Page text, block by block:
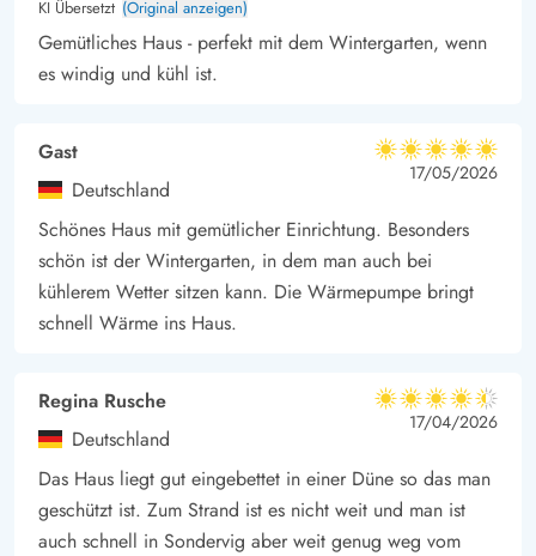
Besonders schön ist es an regnerischen Tagen, wenn man das
leise Plätschern des Regens auf dem Dach und die Aussicht
Ferienhaus nur wenige Gehminuten von der Nordsee entfernt
Eines der besten Dinge an dem Ferienhaus in Houvig ist die
kurze Entfernung zur Nordsee. In nur wenigen Minuten könnt
ihr die kurze Strecke von 400 Metern bis zum Wasser
zurücklegen. Hier kann man schwimmen, mit Steinen spielen,
ein Picknick machen oder Sandburgen bauen. Auch wenn ihr
wert. Die tosenden Wellen sind auch an einem frostigen Tag
atemberaubend.
KI Übersetzt (Original anzeigen)
Gemütliches Haus - perfekt mit dem Wintergarten, wenn
es windig und kühl ist.
Gast
Deutschland
5 von 5
5 von 5
5 out of 5
17/05/2026
Schönes Haus mit gemütlicher Einrichtung. Besonders
schön ist der Wintergarten, in dem man auch bei
kühlerem Wetter sitzen kann. Die Wärmepumpe bringt
schnell Wärme ins Haus.
Regina Rusche
Deutschland
4.5 von 5
4.5 von 5
4.5 out of 5
17/04/2026
Das Haus liegt gut eingebettet in einer Düne so das man
geschützt ist. Zum Strand ist es nicht weit und man ist
auch schnell in Sondervig aber weit genug weg vom